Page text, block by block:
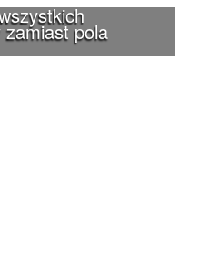
pola